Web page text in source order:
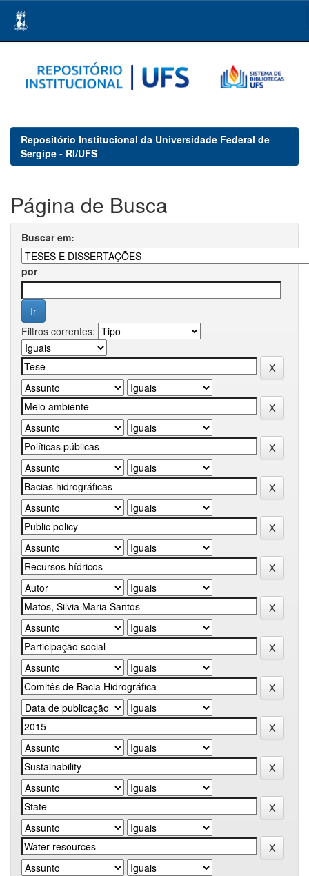
navigation
Repositório Institucional da Universidade Federal de
Sergipe - RI/UFS
Página de Busca
Buscar em:
por
Filtros correntes: